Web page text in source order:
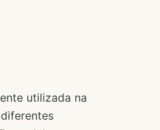
utilizada na